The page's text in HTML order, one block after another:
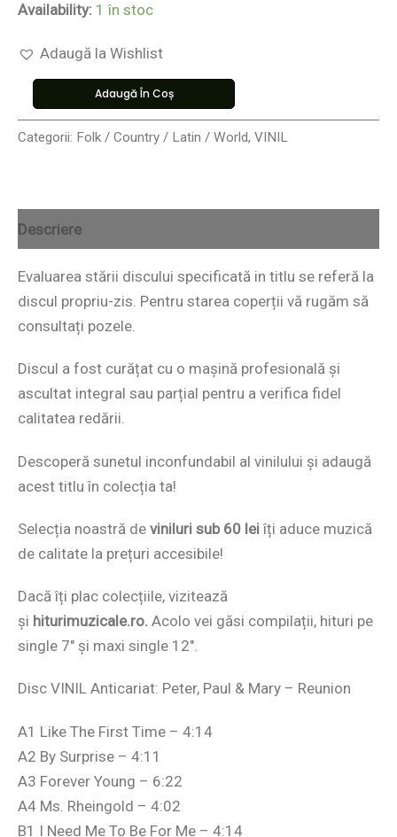
Availability: 1 în stoc
Adaugă la Wishlist
Adaugă În Coș
Categorii: Folk / Country / Latin / World, VINIL
Descriere
Evaluarea stării discului specificată in titlu se referă la
discul propriu-zis. Pentru starea coperții vă rugăm să
consultați pozele.
Discul a fost curățat cu o mașină profesională și
ascultat integral sau parțial pentru a verifica fidel
calitatea redării.
Descoperă sunetul inconfundabil al vinilului și adaugă
acest titlu în colecția ta!
Selecția noastră de viniluri sub 60 leiîți aduce muzică
de calitate la prețuri accesibile!
Dacă îți plac colecțiile, vizitează
și hiturimuzicale.ro. Acolo vei găsi compilații, hituri pe
single 7″ și maxi single 12″.
Disc VINIL Anticariat: Peter, Paul & Mary – Reunion
A1 Like The First Time – 4:14
A2 By Surprise – 4:11
A3 Forever Young – 6:22
A4 Ms. Rheingold – 4:02
B1 I Need Me To Be For Me – 4:14